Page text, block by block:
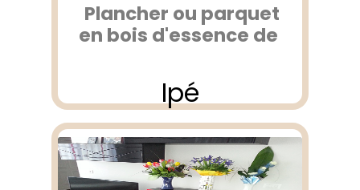
Plancher ou parquet
en bois d'essence de
Ipé